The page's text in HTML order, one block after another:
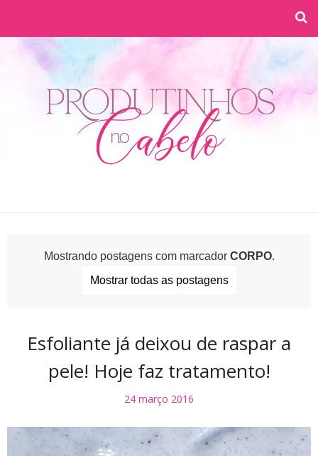
Mostrando postagens com marcador CORPO.
Mostrar todas as postagens
Esfoliante já deixou de raspar a
pele! Hoje faz tratamento!
24 março 2016